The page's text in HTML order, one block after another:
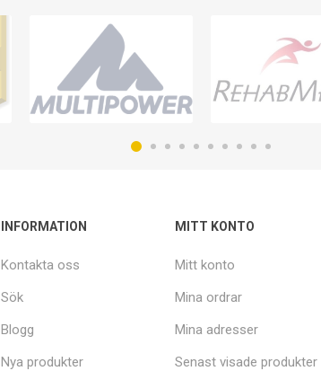
INFORMATION
Kontakta oss
Sök
Blogg
Nya produkter
MITT KONTO
Mitt konto
Mina ordrar
Mina adresser
Senast visade produkter